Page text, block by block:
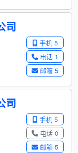
司
手机 5
电话 1
邮箱 5
司
手机 5
电话 0
邮箱 5